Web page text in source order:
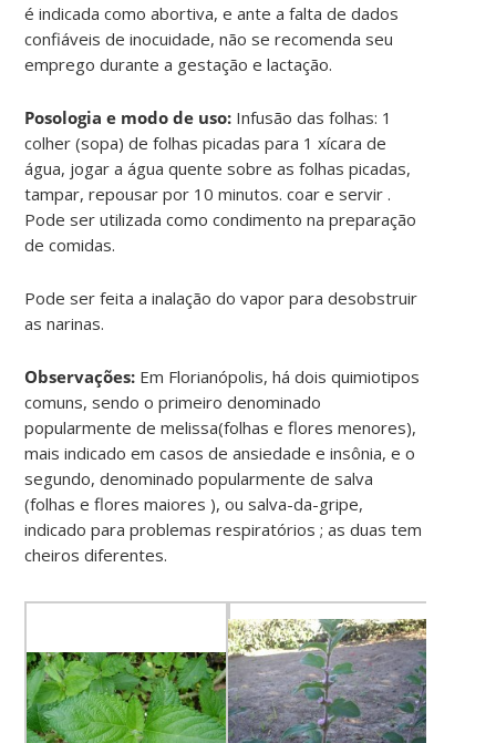
é indicada como abortiva, e ante a falta de dados
confiáveis de inocuidade, não se recomenda seu
emprego durante a gestação e lactação.
Posologia e modo de uso: Infusão das folhas: 1
colher (sopa) de folhas picadas para 1 xícara de
água, jogar a água quente sobre as folhas picadas,
tampar, repousar por 10 minutos. coar e servir .
Pode ser utilizada como condimento na preparação
de comidas.
Pode ser feita a inalação do vapor para desobstruir
as narinas.
Observações: Em Florianópolis, há dois quimiotipos
comuns, sendo o primeiro denominado
popularmente de melissa(folhas e flores menores),
mais indicado em casos de ansiedade e insônia, e o
segundo, denominado popularmente de salva
(folhas e flores maiores ), ou salva-da-gripe,
indicado para problemas respiratórios ; as duas tem
cheiros diferentes.